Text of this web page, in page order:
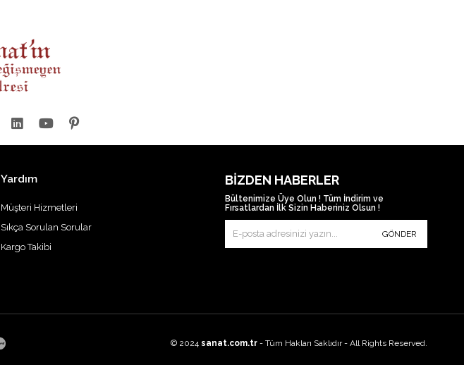
Yardım
Müşteri Hizmetleri
Sıkça Sorulan Sorular
Kargo Takibi
BIZDEN HABERLER
Bültenimize Üye Olun ! Tüm İndirim ve
Fırsatlardan İlk Sizin Haberiniz Olsun !
GÖNDER
© 2024 sanat.com.tr - Tüm Hakları Saklıdır - All Rights Reserved.